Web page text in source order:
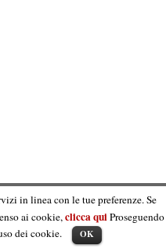
in linea con le tue preferenze. Se
ai cookie,clicca quiProseguendo
dei cookie.
OK